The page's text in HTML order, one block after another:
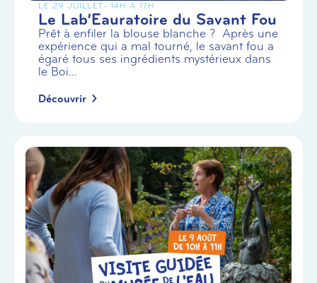
LE 29 JUILLET- 14H À 17H
Le Lab’Eauratoire du Savant Fou
Prêt à enfiler la blouse blanche ? Après une
expérience qui a mal tourné, le savant fou a
égaré tous ses ingrédients mystérieux dans
le Boi...
Découvrir